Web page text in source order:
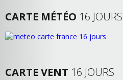
CARTE MÉTÉO 16 JOURS
CARTE VENT 16 JOURS